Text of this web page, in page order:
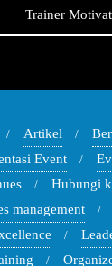
Trainer
Artikel
Event
Hubungi
management